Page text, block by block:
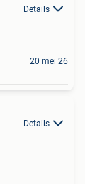
Details
20 mei 26
Details